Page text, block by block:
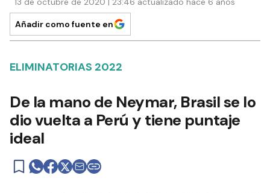
Añadir como fuente en
ELIMINATORIAS 2022
De la mano de Neymar, Brasil se lo
dio vuelta a Perú y tiene puntaje
ideal